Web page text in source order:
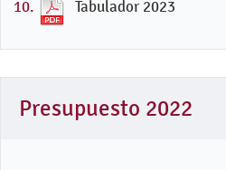
Tabulador 2023
Presupuesto 2022